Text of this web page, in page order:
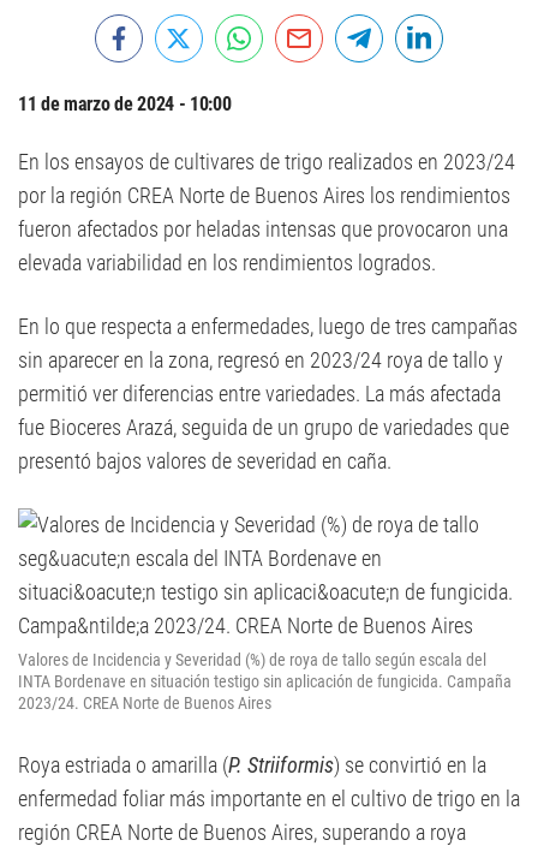
11 de marzo de 2024 - 10:00
En los ensayos de cultivares de trigo realizados en 2023/24
por la región CREA Norte de Buenos Aires los rendimientos
fueron afectados por heladas intensas que provocaron una
elevada variabilidad en los rendimientos logrados.
En lo que respecta a enfermedades, luego de tres campañas
sin aparecer en la zona, regresó en 2023/24 roya de tallo y
permitió ver diferencias entre variedades. La más afectada
fue Bioceres Arazá, seguida de un grupo de variedades que
presentó bajos valores de severidad en caña.
Valores de Incidencia y Severidad (%) de roya de tallo según escala del
INTA Bordenave en situación testigo sin aplicación de fungicida. Campaña
2023/24. CREA Norte de Buenos Aires
Roya estriada o amarilla (P. Striiformis) se convirtió en la
enfermedad foliar más importante en el cultivo de trigo en la
región CREA Norte de Buenos Aires, superando a roya